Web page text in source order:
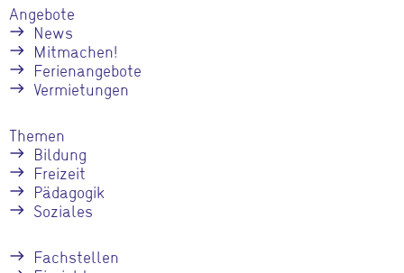
Angebote
News
Mitmachen!
Ferienangebote
Vermietungen
Themen
Bildung
Freizeit
Pädagogik
Soziales
Fachstellen